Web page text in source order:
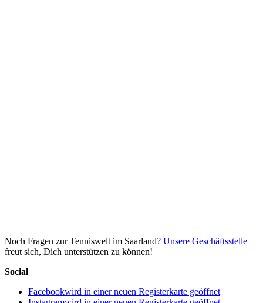
Noch Fragen zur Tenniswelt im Saarland? Unsere Geschäftsstelle
freut sich, Dich unterstützen zu können!
Social
Facebookwird in einer neuen Registerkarte geöffnet